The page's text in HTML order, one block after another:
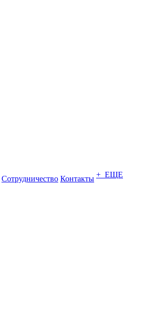
Сотрудничество Контакты + ЕЩЕ